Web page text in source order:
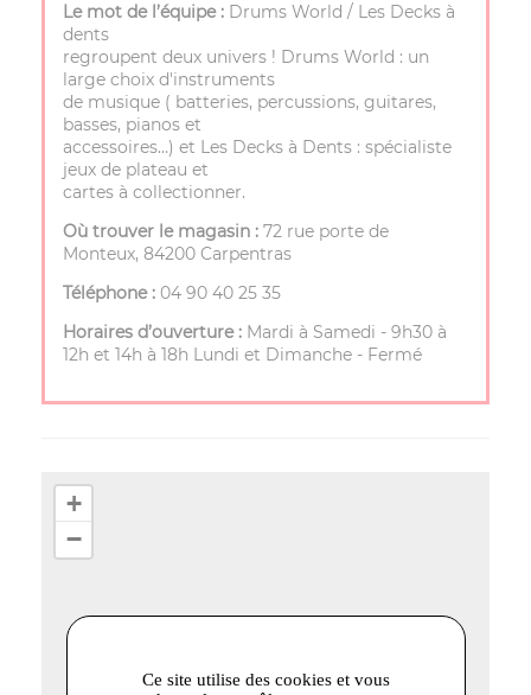
Le mot de l’équipe : Drums World / Les Decks à
dents
regroupent deux univers ! Drums World : un
large choix d'instruments
de musique ( batteries, percussions, guitares,
basses, pianos et
accessoires…) et Les Decks à Dents : spécialiste
jeux de plateau et
cartes à collectionner.
Où trouver le magasin : 72 rue porte de
Monteux, 84200 Carpentras
Téléphone : 04 90 40 25 35
Horaires d’ouverture : Mardi à Samedi - 9h30 à
12h et 14h à 18h Lundi et Dimanche - Fermé
+
−
Ce site utilise des cookies et vous